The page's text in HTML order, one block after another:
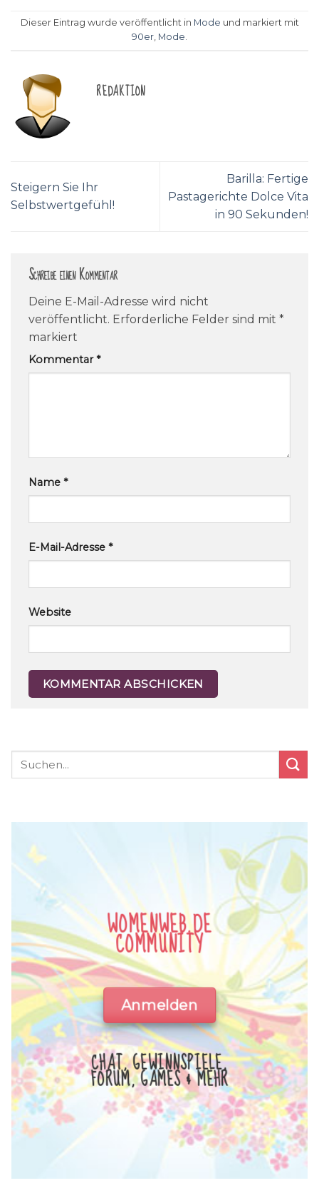
Dieser Eintrag wurde veröffentlicht in Mode und markiert mit
90er, Mode.
REDAKTION
Steigern Sie Ihr
Selbstwertgefühl!
Barilla: Fertige
Pastagerichte Dolce Vita
in 90 Sekunden!
Schreibe einen Kommentar
Deine E-Mail-Adresse wird nicht
veröffentlicht. Erforderliche Felder sind mit *
markiert
Kommentar*
Name *
E-Mail-Adresse *
Website
WOMENWEB.DE
COMMUNITY
Anmelden
CHAT, GEWINNSPIELE,
FORUM, GAMES & MEHR